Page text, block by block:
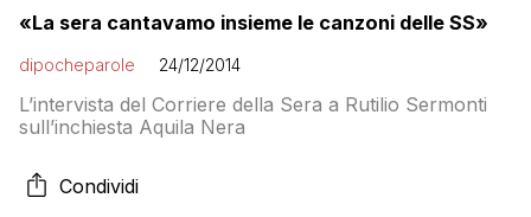
«La sera cantavamo insieme le canzoni delle SS»
dipocheparole 24/12/2014
L’intervista del Corriere della Sera a Rutilio Sermonti
sull’inchiesta Aquila Nera
Condividi